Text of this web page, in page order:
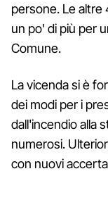
persone. Le
un po' di più per
Comune.
La vicenda si è
dei modi per i
dall'incendio alla
numerosi.
con nuovi